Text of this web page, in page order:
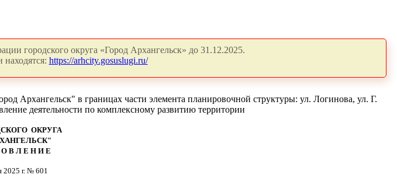
городского округа «Город Архангельск» до 31.12.2025.
https://arhcity.gosuslugi.ru/
Архангельск" в границах части элемента планировочной структуры: ул. Логинова, ул. Г.
деятельности по комплексному развитию территории
ОКРУГА
В Л Е Н И Е
2025 г. № 601